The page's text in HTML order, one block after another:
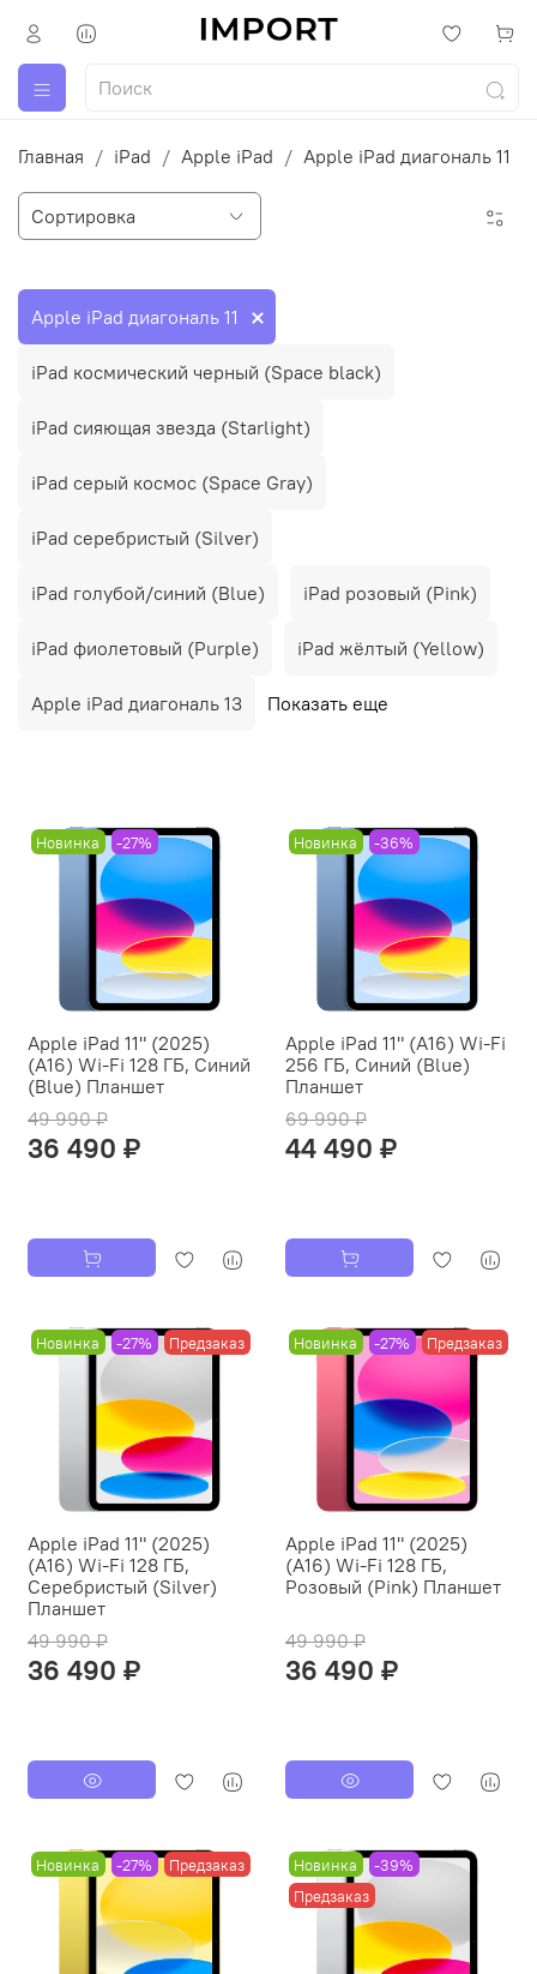
Главная iPad Apple iPad Apple iPad диагональ 11
Apple iPad диагональ 11
iPad космический черный (Space black)
iPad сияющая звезда (Starlight)
iPad серый космос (Space Gray)
iPad серебристый (Silver)
iPad голубой/синий (Blue) iPad розовый (Pink)
iPad фиолетовый (Purple) iPad жёлтый (Yellow)
Apple iPad диагональ 13 Показать еще
Новинка -27%
Apple iPad 11" (2025)
(A16) Wi-Fi 128 ГБ, Синий
(Blue) Планшет
49 990 ₽
36 490 ₽
Новинка -36%
Apple iPad 11" (A16) Wi-Fi
256 ГБ, Синий (Blue)
Планшет
69 990 ₽
44 490 ₽
Новинка -27% Предзаказ
Apple iPad 11" (2025)
(A16) Wi-Fi 128 ГБ,
Серебристый (Silver)
Планшет
49 990 ₽
36 490 ₽
Новинка -27% Предзаказ
Apple iPad 11" (2025)
(A16) Wi-Fi 128 ГБ,
Розовый (Pink) Планшет
49 990 ₽
36 490 ₽
Новинка -27% Предзаказ Новинка
-39%
Предзаказ